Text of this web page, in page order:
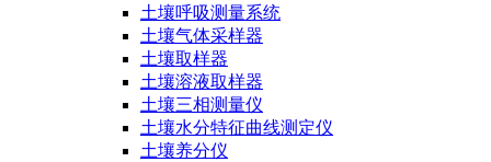
土壤呼吸测量系统
土壤气体采样器
土壤取样器
土壤溶液取样器
土壤三相测量仪
土壤水分特征曲线测定仪
土壤养分仪